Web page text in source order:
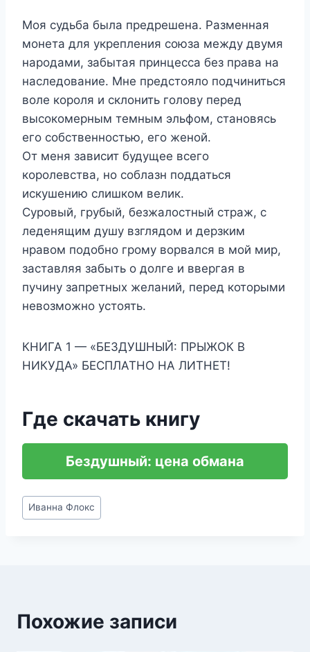
Моя судьба была предрешена. Разменная
монета для укрепления союза между двумя
народами, забытая принцесса без права на
наследование. Мне предстояло подчиниться
воле короля и склонить голову перед
высокомерным темным эльфом, становясь
его собственностью, его женой.
От меня зависит будущее всего
королевства, но соблазн поддаться
искушению слишком велик.
Суровый, грубый, безжалостный страж, с
леденящим душу взглядом и дерзким
нравом подобно грому ворвался в мой мир,
заставляя забыть о долге и ввергая в
пучину запретных желаний, перед которыми
невозможно устоять.
КНИГА 1 — «БЕЗДУШНЫЙ: ПРЫЖОК В
НИКУДА» БЕСПЛАТНО НА ЛИТНЕТ!
Где скачать книгу
Бездушный: цена обмана
Метки
записи:
Иванна Флокс
Похожие записи